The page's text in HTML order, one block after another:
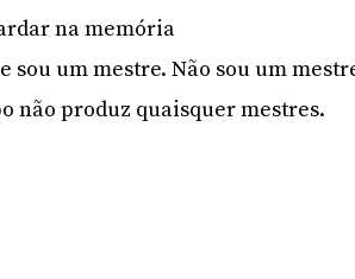
na memória
sou um mestre. Não sou um
não produz quaisquer mestres.